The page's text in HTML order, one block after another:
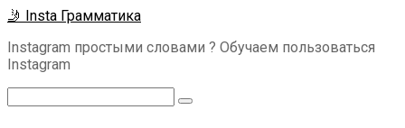
Перейти
контенту
🤳 Insta Грамматика
Instagram простыми словами ? Обучаем пользоваться
Instagram